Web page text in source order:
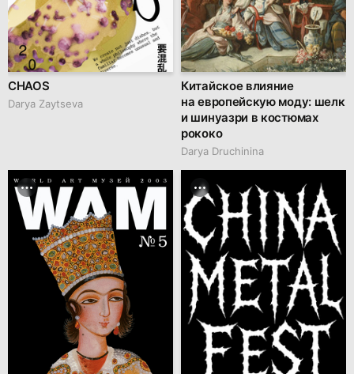
CHAOS
Darya Zaytseva
Китайское влияние
на европейскую моду: шелк
и шинуазри в костюмах
рококо
Darya Druchinina